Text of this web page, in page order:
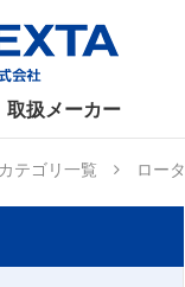
取扱メーカー
テゴリ一覧 ロー